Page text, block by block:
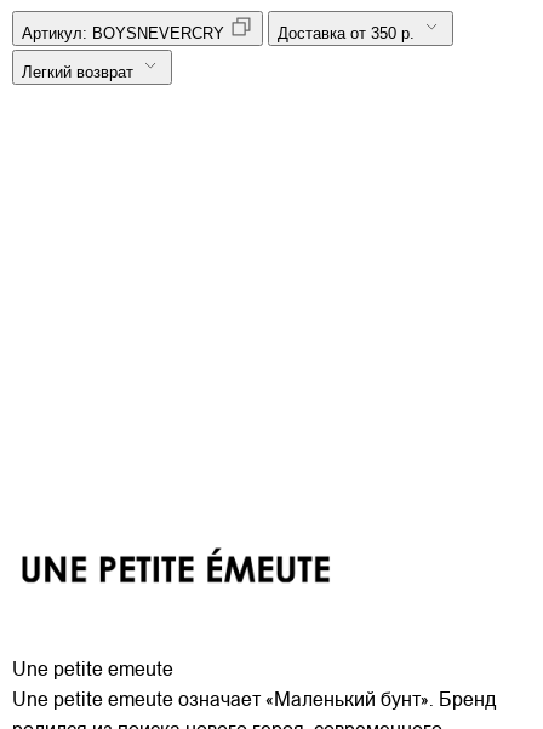
Артикул: BOYSNEVERCRY Доставка от 350 р.
Легкий возврат
Une petite emeute
Une petite emeute означает «Маленький бунт». Бренд